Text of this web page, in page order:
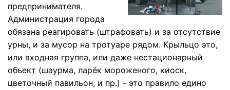
предпринимателя.
Администрация города
обязана реагировать (штрафовать) и за отсутствие
урны, и за мусор на тротуаре рядом. Крыльцо это,
или входная группа, или даже нестационарный
объект (шаурма, ларёк мороженого, киоск,
цветочный павильон, и пр.) - это правило едино